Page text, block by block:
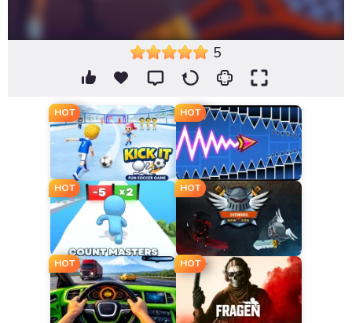
5
HOT HOT
HOT HOT
HOT HOT